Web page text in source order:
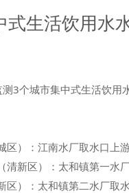
生活饮用水
3个城市集中式生活饮用
）：江南水厂取水口上
新区）：太和镇第一水厂
）：太和镇第二水厂取